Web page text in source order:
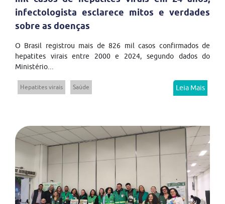
infectologista esclarece mitos e verdades
sobre as doenças
O Brasil registrou mais de 826 mil casos confirmados de
hepatites virais entre 2000 e 2024, segundo dados do
Ministério...
Hepatites virais Saúde Leia Mais